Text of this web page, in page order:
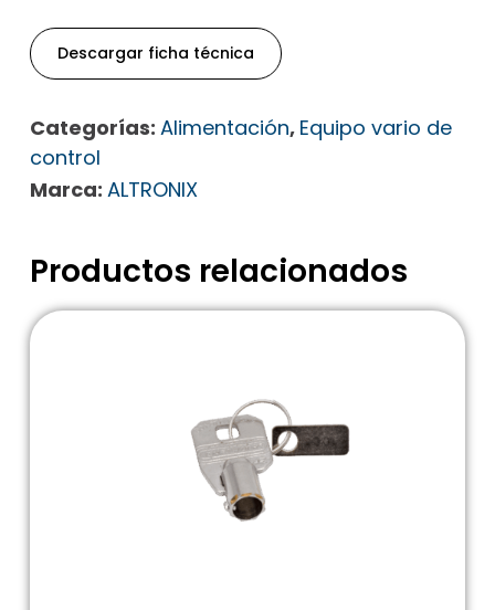
Descargar ficha técnica
Categorías: Alimentación, Equipo vario de
control
Marca: ALTRONIX
Productos relacionados